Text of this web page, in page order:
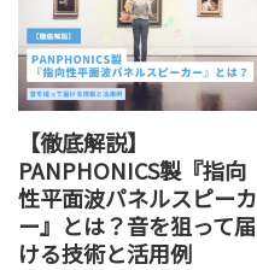
【徹底解説】
PANPHONICS製『指向
性平面波パネルスピーカ
ー』とは？音を狙って届
ける技術と活用例